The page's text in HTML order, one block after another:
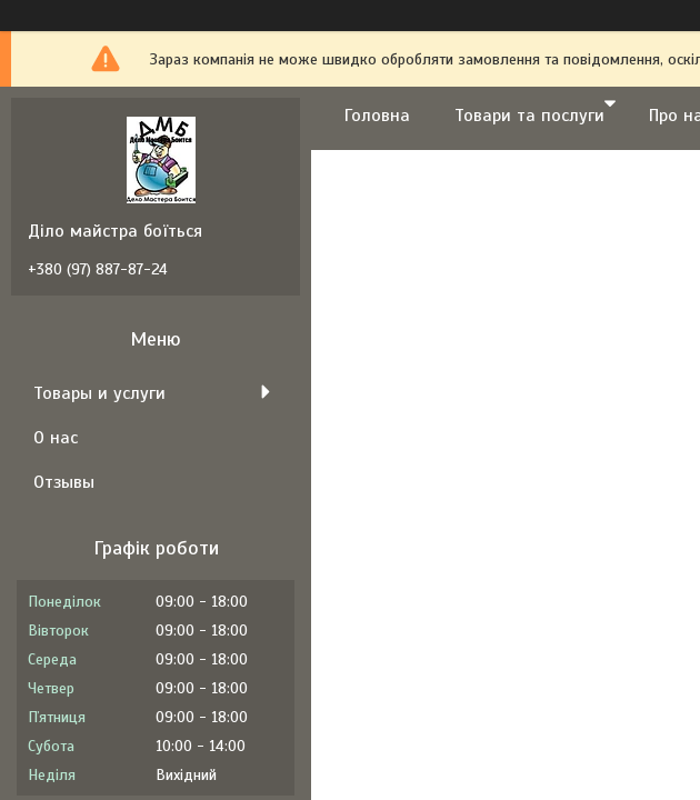
Зараз компанія не може швидко обробляти замовлення та повідомлення,
Головна Товари та послуги Про
Діло майстра боїться
+380 (97) 887-87-24
Товары и услуги
О нас
Отзывы
Графік роботи
Понеділок 09:00
18:00
Вівторок
09:00
18:00
Середа
09:00
18:00
Четвер
09:00
18:00
Пʼятниця
09:00
18:00
Субота
10:00
14:00
Неділя
Вихідний